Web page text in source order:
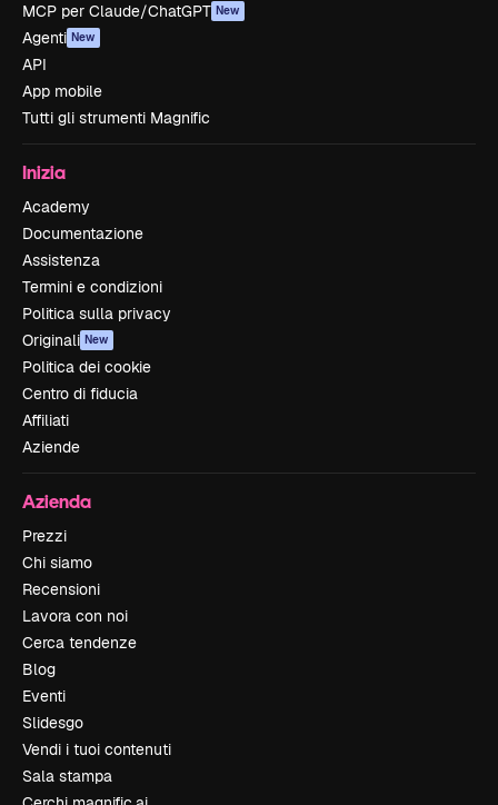
MCP per Claude/ChatGPT New
Agenti New
API
App mobile
Tutti gli strumenti Magnific
Inizia
Academy
Documentazione
Assistenza
Termini e condizioni
Politica sulla privacy
Originali New
Politica dei cookie
Centro di fiducia
Affiliati
Aziende
Azienda
Prezzi
Chi siamo
Recensioni
Lavora con noi
Cerca tendenze
Blog
Eventi
Slidesgo
Vendi i tuoi contenuti
Sala stampa